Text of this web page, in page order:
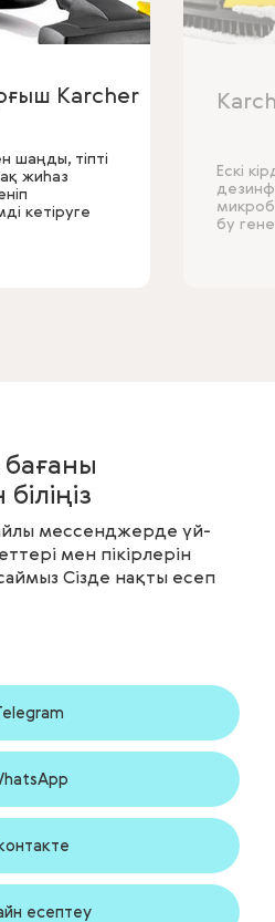
Karcher
шаңды, тіпті
жиһаз
кетіруге
Ескі
бу
мессенджерде үй-
мен пікірлерін
Сізде нақты есеп
есептеу